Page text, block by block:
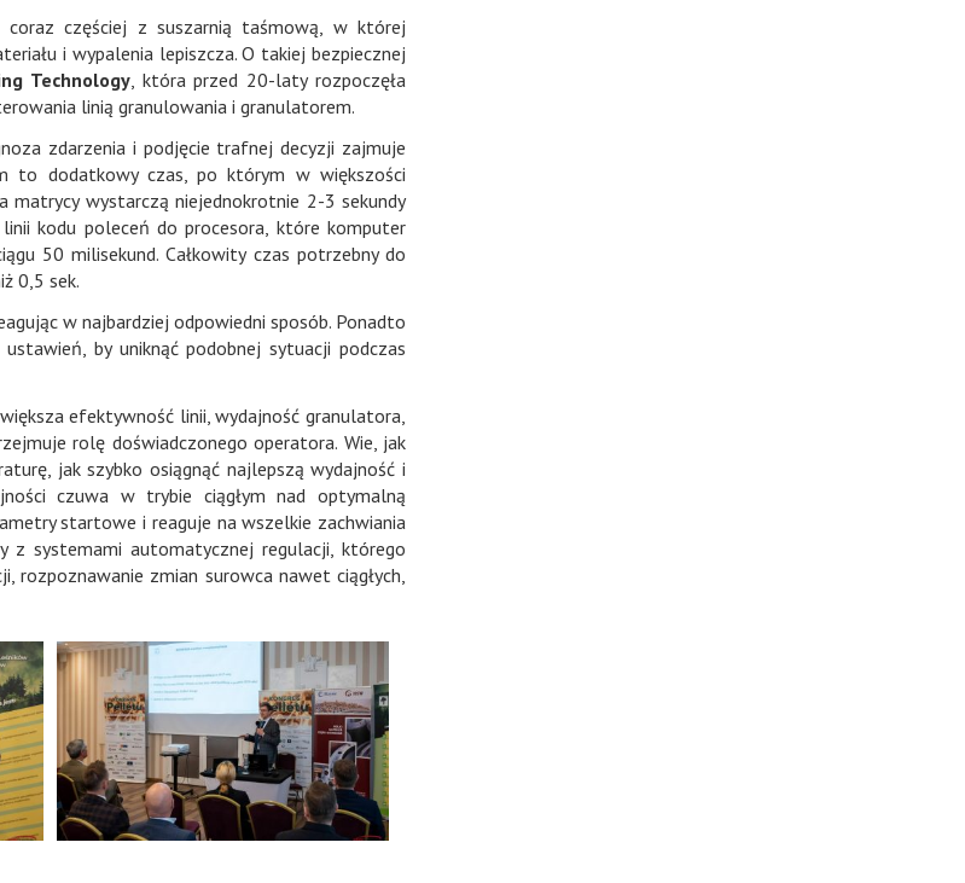
częściej z suszarnią taśmową, w której
i wypalenia lepiszcza. O takiej bezpiecznej
Technology, która przed 20-laty rozpoczęła
linią granulowania i granulatorem.
zdarzenia i podjęcie trafnej decyzji zajmuje
to dodatkowy czas, po którym w większości
matrycy wystarczą niejednokrotnie 2-3 sekundy
kodu poleceń do procesora, które komputer
50 milisekund. Całkowity czas potrzebny do
0,5 sek.
w najbardziej odpowiedni sposób. Ponadto
by uniknąć podobnej sytuacji podczas
efektywność linii, wydajność granulatora,
rolę doświadczonego operatora. Wie, jak
jak szybko osiągnąć najlepszą wydajność i
czuwa w trybie ciągłym nad optymalną
startowe i reaguje na wszelkie zachwiania
z systemami automatycznej regulacji, którego
rozpoznawanie zmian surowca nawet ciągłych,